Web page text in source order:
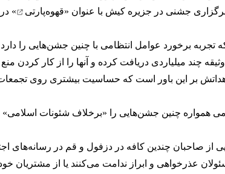
برگزاری جشنی در جزیره کیش با عنوان «قهوه‌پارتی
»
تجربه برخورد عوامل انتظامی با چنین جشن‌هایی را
چند میلیاردی دریافت کرده و آنها را از کار کردن منع
بر این باور است که حساسیت بیشتری روی تجمعات
همواره چنین جشن‌هایی را «برخلاف شئونات
از صاحبان چندین کافه در دزفول و قم در رسانه‌های
عذرخواهی و ابراز ندامت می‌کنند یا از مشتریان